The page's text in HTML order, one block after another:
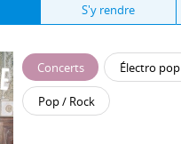
S'y rendre
Concerts Électro pop
Pop / Rock